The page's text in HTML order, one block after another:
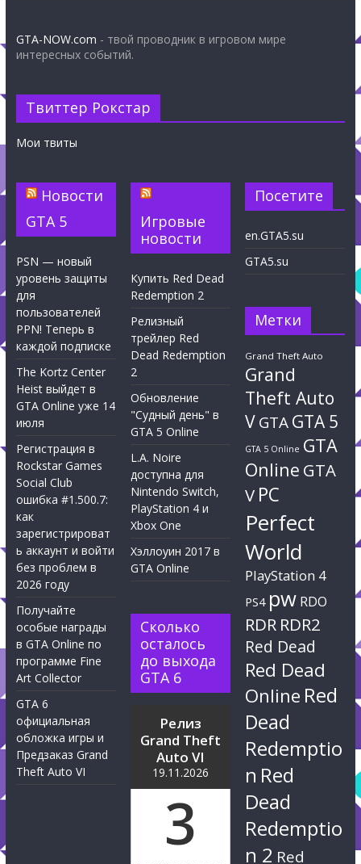
GTA-NOW.com - твой проводник в игровом мире
интересных событий.
Твиттер Рокстар
Мои твиты
Новости
GTA 5
PSN — новый
уровень защиты
для
пользователей
PPN! Теперь в
каждой подписке
The Kortz Center
Heist выйдет в
GTA Online уже 14
июля
Регистрация в
Rockstar Games
Social Club
ошибка #1.500.7:
как
зарегистрироват
ь аккаунт и войти
без проблем в
2026 году
Получайте
особые награды
в GTA Online по
программе Fine
Art Collector
GTA 6
официальная
обложка игры и
Предзаказ Grand
Theft Auto VI
Игровые
новости
Купить Red Dead
Redemption 2
Релизный
трейлер Red
Dead Redemption
2
Обновление
"Судный день" в
GTA 5 Online
L.A. Noire
доступна для
Nintendo Switch,
PlayStation 4 и
Xbox One
Хэллоуин 2017 в
GTA Online
Сколько
осталось
до выхода
GTA 6
Релиз
Grand Theft
Auto VI
19.11.2026
3
Посетите
en.GTA5.su
GTA5.su
Метки
Grand Theft Auto
Grand
Theft Auto
VGTAGTA 5
GTA 5 Online GTA
Online GTA
V PC
Perfect
World
PlayStation 4
PS4 pw RDO
RDR RDR2
Red Dead
Red Dead
Online Red
Dead
Redemptio
n Red
Dead
Redemptio
n 2 Red